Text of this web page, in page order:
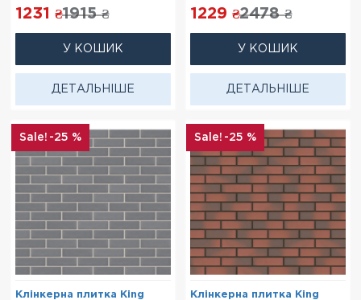
1231 ₴1915₴
У КОШИК
ДЕТАЛЬНІШЕ
1229 ₴2478₴
У КОШИК
ДЕТАЛЬНІШЕ
-25 %
Клінкерна плитка King
-25 %
Клінкерна плитка King